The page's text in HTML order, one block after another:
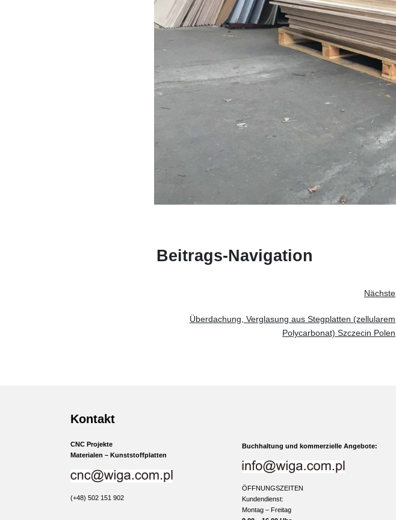
Beitrags-Navigation
Nächste
Überdachung, Verglasung aus Stegplatten (zellularem
Polycarbonat) Szczecin Polen
Kontakt
CNC Projekte
Materialen – Kunststoffplatten
(+48) 502 151 902
Buchhaltung und kommerzielle Angebote:
ÖFFNUNGSZEITEN
Kundendienst:
Montag – Freitag